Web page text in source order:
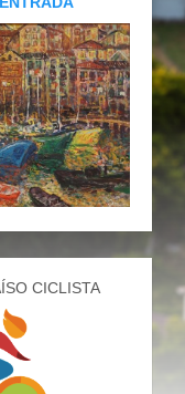
CICLISTA